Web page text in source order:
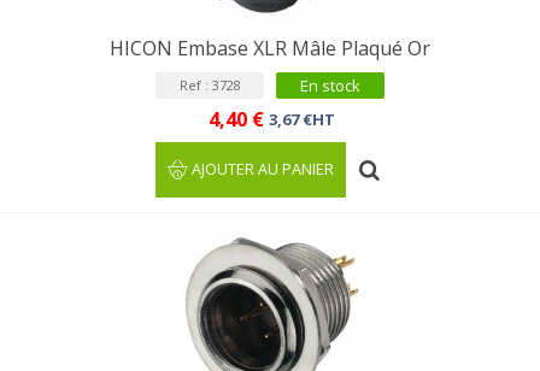
HICON Embase XLR Mâle Plaqué Or
Ref : 3728 En stock
4,40 € 3,67 €HT
AJOUTER AU PANIER